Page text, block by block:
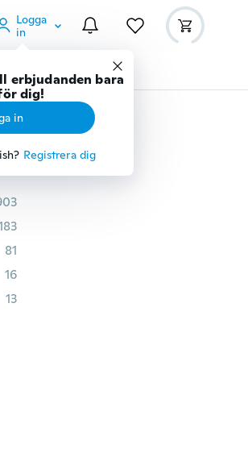
Logga
in
erbjudanden bara
dig!
in
Registrera dig
Teknikprylar Mer
81
16
13